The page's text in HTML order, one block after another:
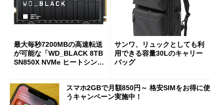
最大毎秒7200MBの高速転送
が可能な「WD_BLACK 8TB
SN850X NVMe ヒートシンク
サンワ、リュックとしても利
用できる容量30Lのキャリー
バッグ
スマホ2GBで月額850円～ 格安SIMをお得に使
うキャンペーン実施中！